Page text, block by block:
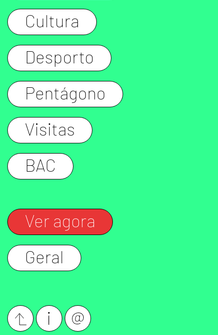
Cultura
Desporto
Pentágono
Visitas
BAC
Ver agora
Geral